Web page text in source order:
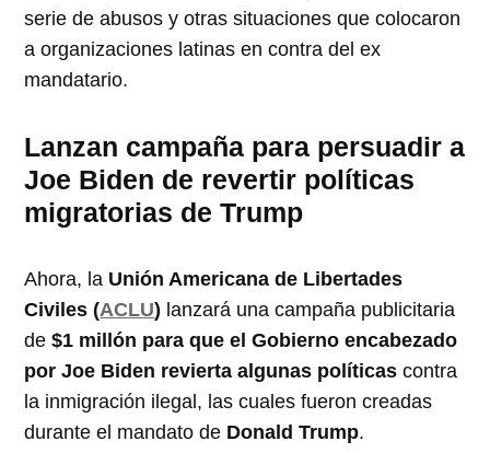
serie de abusos y otras situaciones que colocaron
a organizaciones latinas en contra del ex
mandatario.
Lanzan campaña para persuadir a
Joe Biden de revertir políticas
migratorias de Trump
Ahora, la Unión Americana de Libertades
Civiles (ACLU) lanzará una campaña publicitaria
de$1 millón para que el Gobierno encabezado
por Joe Biden revierta algunas políticascontra
la inmigración ilegal, las cuales fueron creadas
durante el mandato de Donald Trump.